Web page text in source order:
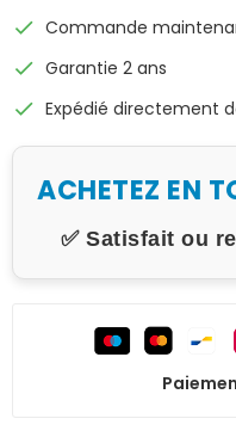
check Commande
check Garantie 2 ans
check Expédié directement
ACHETEZ EN
✅ Satisfait ou